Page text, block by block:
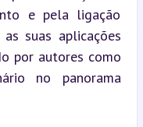
e pela ligação
suas aplicações
por autores como
no panorama